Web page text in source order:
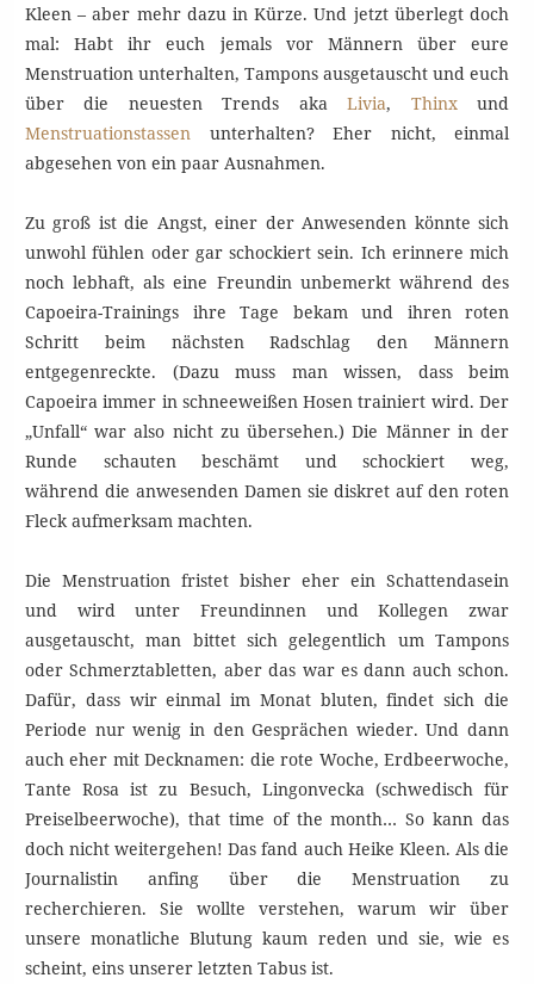
Kleen – aber mehr dazu in Kürze. Und jetzt überlegt doch
mal: Habt ihr euch jemals vor Männern über eure
Menstruation unterhalten, Tampons ausgetauscht und euch
über die neuesten Trends akaLivia, Thinxund
Menstruationstassen unterhalten? Eher nicht, einmal
abgesehen von ein paar Ausnahmen.
Zu groß ist die Angst, einer der Anwesenden könnte sich
unwohl fühlen oder gar schockiert sein. Ich erinnere mich
noch lebhaft, als eine Freundin unbemerkt während des
Capoeira-Trainings ihre Tage bekam und ihren roten
Schritt beim nächsten Radschlag den Männern
entgegenreckte. (Dazu muss man wissen, dass beim
Capoeira immer in schneeweißen Hosen trainiert wird. Der
„Unfall“ war also nicht zu übersehen.) Die Männer in der
Runde schauten beschämt und schockiert weg,
während die anwesenden Damen sie diskret auf den roten
Fleck aufmerksam machten.
Die Menstruation fristet bisher eher ein Schattendasein
und wird unter Freundinnen und Kollegen zwar
ausgetauscht, man bittet sich gelegentlich um Tampons
oder Schmerztabletten, aber das war es dann auch schon.
Dafür, dass wir einmal im Monat bluten, findet sich die
Periode nur wenig in den Gesprächen wieder. Und dann
auch eher mit Decknamen: die rote Woche, Erdbeerwoche,
Tante Rosa ist zu Besuch, Lingonvecka (schwedisch für
Preiselbeerwoche), that time of the month… So kann das
doch nicht weitergehen! Das fand auch Heike Kleen. Als die
Journalistin anfing über die Menstruation zu
recherchieren. Sie wollte verstehen, warum wir über
unsere monatliche Blutung kaum reden und sie, wie es
scheint, eins unserer letzten Tabus ist.